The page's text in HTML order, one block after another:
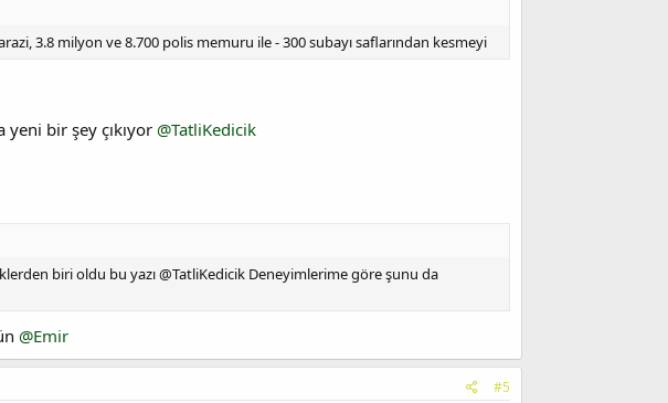
3.8 milyon ve 8.700 polis memuru ile - 300 subayı saflarından kesmeyi
bir şey çıkıyor @TatliKedicik
biri oldu bu yazı @TatliKedicik Deneyimlerime göre şunu da
@Emir
#5